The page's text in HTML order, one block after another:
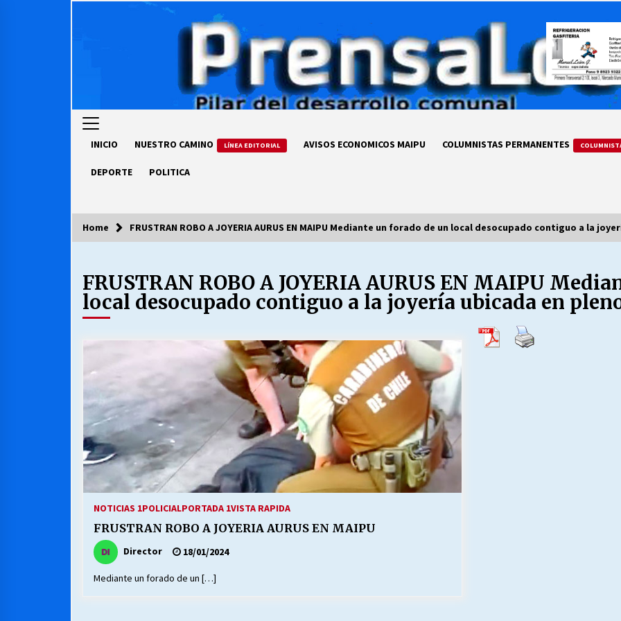
INICIO NUESTRO CAMINO LÍNEA EDITORIAL AVISOS ECONOMICOS MAIPU COLUMNISTAS PERMANENTES
DEPORTE POLITICA
COLUMNISTA
Ya se ordenaron las cuentas de
luz… ¿Y cuándo van a bajar?
03/08/2026
LA DC POR SIEMPRE.RECORDANDO
69 AÑOS DE HISTORIA
28/07/2026
MUNICIPALIDAD, TRABAJADORES,
CLIMA LABORAL:
13/07/2026
Escuela hospitalaria El Carmen de
Maipu.
25/06/2026
VOLVER A SER ALTERNATIVA
16/06/2026
MUNICIPALIDADES, HONORARIOS,
DESPIDOS
28/05/2026
S.O.S. a los ricos, Save Our Souls
(Salvar Nuestras Almas)
30/04/2026
¿Asesores con doble sueldo?
Home FRUSTRAN ROBO A JOYERIA AURUS EN MAIPU Mediante un forado de un local desocupado contiguo a la
FRUSTRAN ROBO A JOYERIA AURUS EN MAIPU
local desocupado contiguo a la joyería ubicada en
NOTICIAS 1POLICIALPORTADA 1VISTA RAPIDA
FRUSTRAN ROBO A JOYERIA AURUS EN MAIPU
Director 18/01/2024
Mediante un forado de un […]